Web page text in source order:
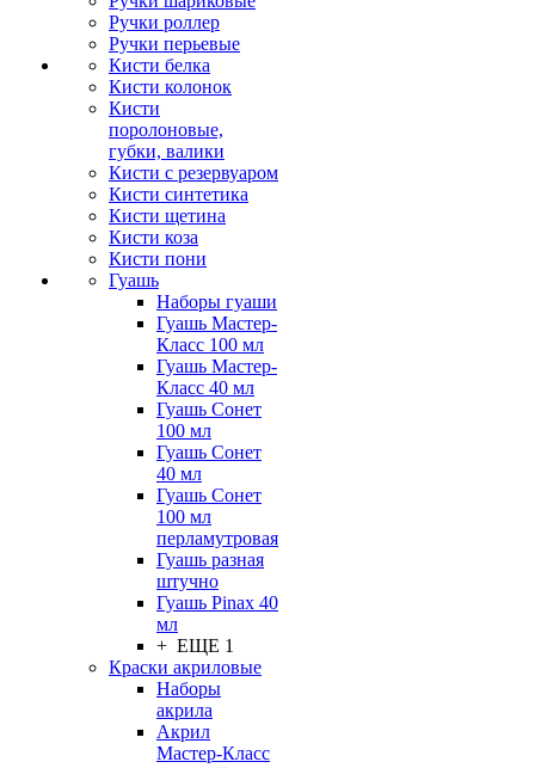
Ручки роллер
Ручки перьевые
Кисти белка
Кисти колонок
Кисти
поролоновые,
губки, валики
Кисти с резервуаром
Кисти синтетика
Кисти щетина
Кисти коза
Кисти пони
Гуашь
Наборы гуаши
Гуашь Мастер-
Класс 100 мл
Гуашь Мастер-
Класс 40 мл
Гуашь Сонет
100 мл
Гуашь Сонет
40 мл
Гуашь Сонет
100 мл
перламутровая
Гуашь разная
штучно
Гуашь Pinax 40
мл
+ ЕЩЕ 1
Краски акриловые
Наборы
акрила
Акрил
Мастер-Класс